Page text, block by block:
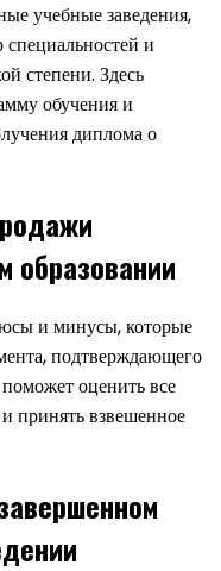
учебные заведения,
и
степени. Здесь
обучения и
диплома о
образовании
и минусы, которые
подтверждающего
оценить все
принять взвешенное